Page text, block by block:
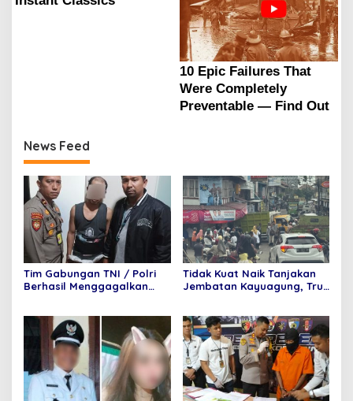
News Feed
Tim Gabungan TNI / Polri
Berhasil Menggagalkan
Ekstasi Di Bandara
Internasional Minangkabau
Tidak Kuat Naik Tanjakan
Jembatan Kayuagung, Truk